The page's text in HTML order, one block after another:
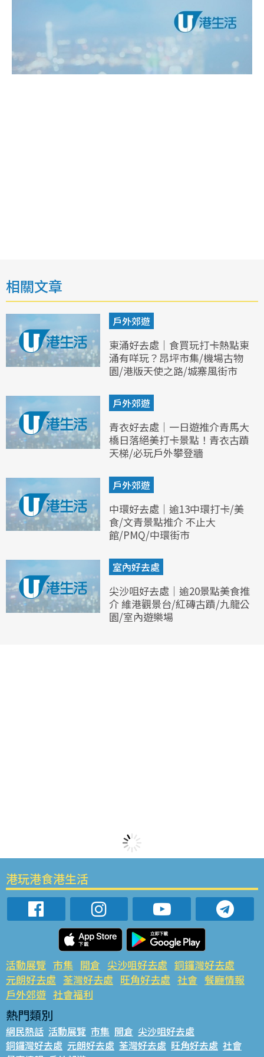
相關文章
戶外郊遊
東涌好去處｜食買玩打卡熱點東
涌有咩玩？昂坪市集/機場古物
園/港版天使之路/城寨風街市
戶外郊遊
青衣好去處｜一日遊推介青馬大
橋日落絕美打卡景點！青衣古蹟
天梯/必玩戶外攀登牆
戶外郊遊
中環好去處｜逾13中環打卡/美
食/文青景點推介 不止大
館/PMQ/中環街市
室內好去處
尖沙咀好去處｜逾20景點美食推
介 維港觀景台/紅磚古蹟/九龍公
園/室內遊樂場
港玩港食港生活
活動展覽 市集 開倉 尖沙咀好去處 銅鑼灣好去處
元朗好去處 荃灣好去處 旺角好去處 社會 餐廳情報
戶外郊遊 社會福利
熱門類別
網民熱話 活動展覽 市集 開倉 尖沙咀好去處
銅鑼灣好去處 元朗好去處 荃灣好去處 旺角好去處 社會